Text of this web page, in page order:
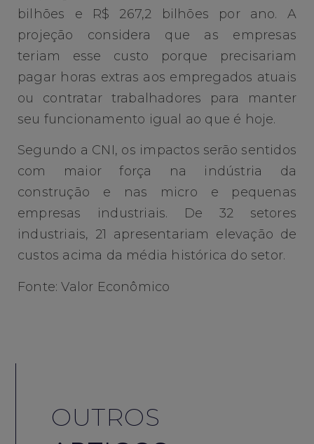
bilhões e R$ 267,2 bilhões por ano. A
projeção considera que as empresas
teriam esse custo porque precisariam
pagar horas extras aos empregados atuais
ou contratar trabalhadores para manter
seu funcionamento igual ao que é hoje.
Segundo a CNI, os impactos serão sentidos
com maior força na indústria da
construção e nas micro e pequenas
empresas industriais. De 32 setores
industriais, 21 apresentariam elevação de
custos acima da média histórica do setor.
Fonte: Valor Econômico
OUTROS